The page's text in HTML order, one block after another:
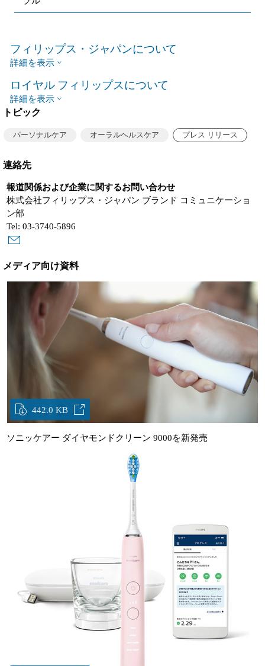
フィリップス・ジャパンについて
詳細を表示
ロイヤル フィリップスについて
詳細を表示
トピック
パーソナルケア オーラルヘルスケア プレス リリース
連絡先
報道関係および企業に関するお問い合わせ
株式会社フィリップス・ジャパン ブランド コミュニケーショ
ン部
Tel: 03-3740-5896
メディア向け資料
442.0 KB
ソニッケアー ダイヤモンドクリーン 9000を新発売